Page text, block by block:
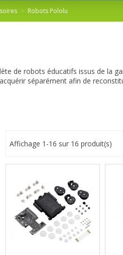
Robots Pololu
de robots éducatifs issus de la
séparément afin de
Affichage 1-16 sur 16 produit(s)